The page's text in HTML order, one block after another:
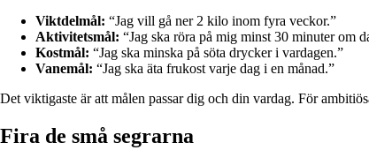
Viktdelmål: “Jag vill gå ner 2 kilo inom fyra veckor.”
Aktivitetsmål: “Jag ska röra på mig minst 30 minuter om
Kostmål: “Jag ska minska på söta drycker i vardagen.”
Vanemål: “Jag ska äta frukost varje dag i en månad.”
Det viktigaste är att målen passar dig och din vardag. För
Fira de små segrarna